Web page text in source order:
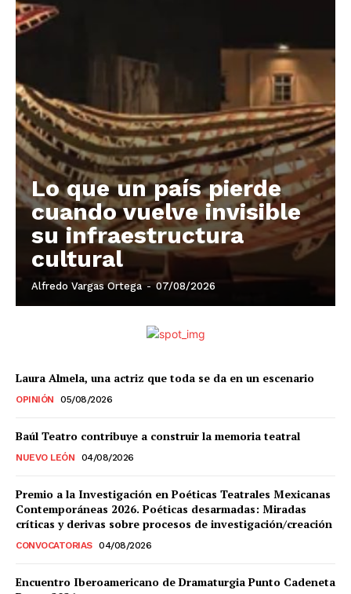
Lo que un país pierde
cuando vuelve invisible
su infraestructura
cultural
Alfredo Vargas Ortega - 07/08/2026
Laura Almela, una actriz que toda se da en un escenario
OPINIÓN 05/08/2026
Baúl Teatro contribuye a construir la memoria teatral
NUEVO LEÓN 04/08/2026
Premio a la Investigación en Poéticas Teatrales Mexicanas
Contemporáneas 2026. Poéticas desarmadas: Miradas
críticas y derivas sobre procesos de investigación/creación
CONVOCATORIAS 04/08/2026
Encuentro Iberoamericano de Dramaturgia Punto Cadeneta